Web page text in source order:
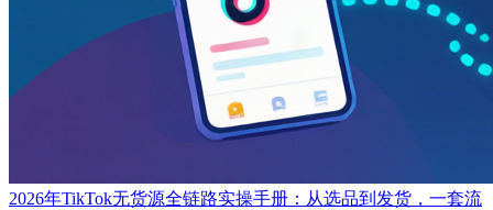
2026年TikTok无货源全链路实操手册：从选品到发货，一套流